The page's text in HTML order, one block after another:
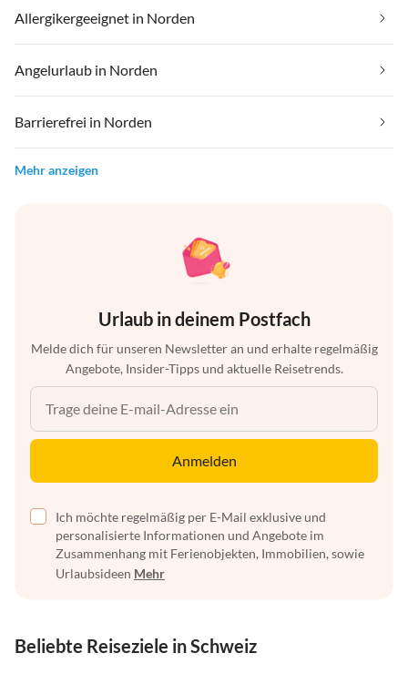
Allergikergeeignet in Norden
Angelurlaub in Norden
Barrierefrei in Norden
Mehr anzeigen
Urlaub in deinem Postfach
Melde dich für unseren Newsletter an und erhalte regelmäßig
Angebote, Insider-Tipps und aktuelle Reisetrends.
Anmelden
Ich möchte regelmäßig per E-Mail exklusive und
personalisierte Informationen und Angebote im
Zusammenhang mit Ferienobjekten, Immobilien, sowie
Urlaubsideen Mehr
Beliebte Reiseziele in Schweiz